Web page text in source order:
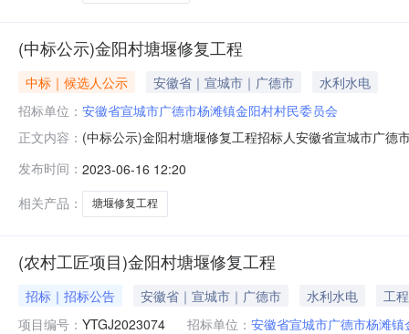
(中标公示)金阳村塘堰修复工程
中标｜候选人公示 安徽省｜宣城市｜广德市
水利水电
招标单位： 安徽省宣城市广德市杨滩镇金阳村村民委员会
正文内容： (中标公示)金阳村塘堰修复工程招标人安徽省宣城市广
额公共资源交易中心举报电话（传真）：0563-6701040
发布时间： 2023-06-16 12:20
相关产品：
塘堰修复工程
(农村工匠项目)金阳村塘堰修复工程
招标｜招标公告 安徽省｜宣城市｜广德市 水利水电
工程
项目编号： YTGJ2023074 招标单位： 安徽省宣城市广德市杨滩